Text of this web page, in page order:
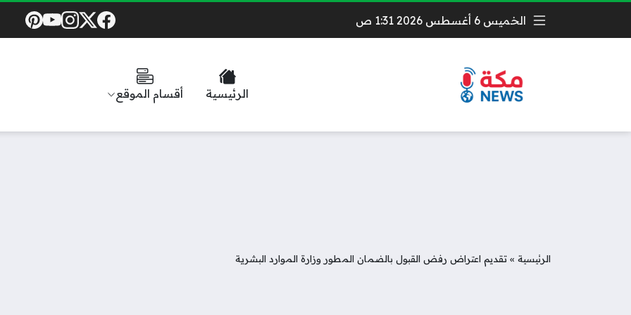
الخميس 6 أغسطس 2026 1:31 ص
Social Links
الرئيسية أقسام الموقع
الرئيسية »تقديم اعتراض رفض القبول بالضمان المطور وزارة الموارد البشرية